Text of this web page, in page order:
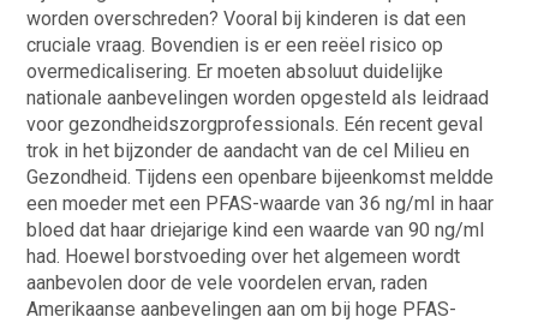
worden overschreden? Vooral bij kinderen is dat een
cruciale vraag. Bovendien is er een reëel risico op
overmedicalisering. Er moeten absoluut duidelijke
nationale aanbevelingen worden opgesteld als leidraad
voor gezondheidszorgprofessionals. Eén recent geval
trok in het bijzonder de aandacht van de cel Milieu en
Gezondheid. Tijdens een openbare bijeenkomst meldde
een moeder met een PFAS-waarde van 36 ng/ml in haar
bloed dat haar driejarige kind een waarde van 90 ng/ml
had. Hoewel borstvoeding over het algemeen wordt
aanbevolen door de vele voordelen ervan, raden
Amerikaanse aanbevelingen aan om bij hoge PFAS-